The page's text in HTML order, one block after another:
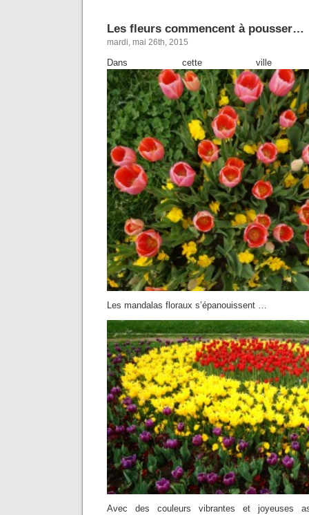
Les fleurs commencent à pousser…
mardi, mai 26th, 2015
Dans cette ville
Les mandalas floraux s’épanouissent …
Avec des couleurs vibrantes et joyeuses